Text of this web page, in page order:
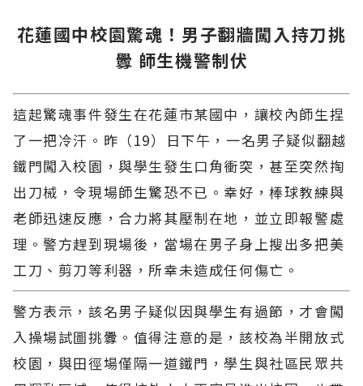
花蓮國中校園驚魂！男子翻牆闖入持刀挑
釁 師生機警制伏
這起驚魂事件發生在花蓮市某國中，讓校內師生捏
了一把冷汗。昨（19）日下午，一名男子疑似翻越
鐵門闖入校園，與學生發生口角衝突，甚至突然掏
出刀械，令現場師生驚恐不已。幸好，棒球教練與
老師迅速反應，合力將其壓制在地，並立即報警處
理。警方趕到現場後，當場在男子身上搜出多把美
工刀、剪刀等利器，所幸未造成任何傷亡。
警方表示，該名男子疑似因與學生有過節，才會闖
入操場試圖挑釁。值得注意的是，該校為半開放式
校園，與田徑場僅隔一道鐵門，學生與社區民眾共